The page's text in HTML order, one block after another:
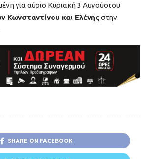
για αύριο Κυριακή 3 Αυγούστου
Κωνσταντίνου και Ελένηςστην
SHARE ON FACEBOOK